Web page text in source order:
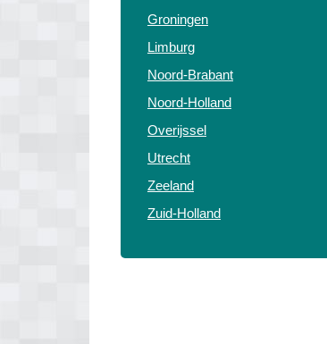
Groningen
Limburg
Noord-Brabant
Noord-Holland
Overijssel
Utrecht
Zeeland
Zuid-Holland